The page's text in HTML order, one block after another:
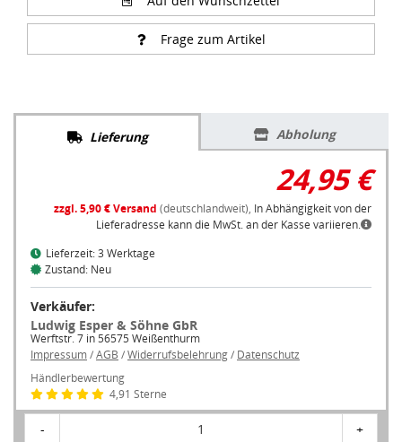
Frage zum Artikel
Lieferung Abholung
24,95 €
zzgl. 5,90 € Versand (deutschlandweit), In Abhängigkeit von der
Lieferadresse kann die MwSt. an der Kasse variieren.
Lieferzeit: 3 Werktage
Zustand: Neu
Verkäufer:
Ludwig Esper & Söhne GbR
Werftstr. 7 in 56575 Weißenthurm
Impressum/AGB /Widerrufsbelehrung/ Datenschutz
Händlerbewertung
4,91 Sterne
- 1 +